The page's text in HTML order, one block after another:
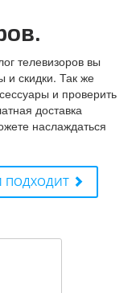
телевизоров вы
и скидки. Так же
и проверить
доставка
наслаждаться
ПОДХОДИТ